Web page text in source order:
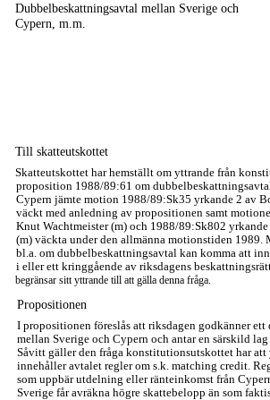
Dubbelbeskattningsavtal mellan Sverige och
Cypern, m.m.
Till skatteutskottet
Skatteutskottet har hemställt om yttrande från
proposition 1988/89:61 om
Cypern jämte motion 1988/89:Sk35 yrkande 2 av
väckt med anledning av propositionen samt
Knut Wachtmeister (m) och 1988/89:Sk802
(m) väckta under den allmänna motionstiden 1989.
bl.a. om dubbelbeskattningsavtal kan komma att
i eller ett kringgående av riksdagens
begränsar sitt yttrande till att gälla denna fråga.
Propositionen
I propositionen föreslås att riksdagen godkänner
mellan Sverige och Cypern och antar en särskild
Såvitt gäller den fråga konstitutionsutskottet har att
innehåller avtalet regler om s.k. matching credit.
som uppbär utdelning eller ränteinkomst från
Sverige får avräkna högre skattebelopp än som